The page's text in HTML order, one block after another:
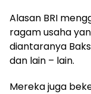
Alasan BRI
ragam usaha
diantaranya
dan lain – lain.
Mereka juga